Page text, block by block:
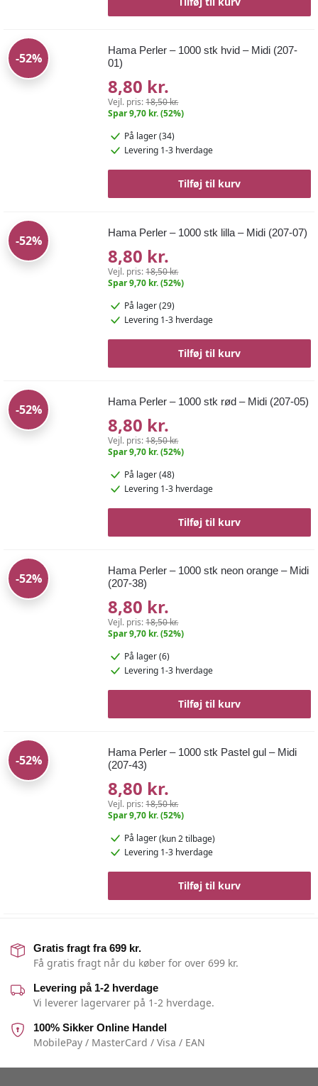
-52%
Hama Perler – 1000 stk hvid – Midi (207-
01)
8,80 kr.
Vejl. pris:18,50 kr.
Spar 9,70 kr. (52%)
På lager (34)
Levering 1-3 hverdage
Tilføj til kurv
-52%
Hama Perler – 1000 stk lilla – Midi (207-07)
8,80 kr.
Vejl. pris:18,50 kr.
Spar 9,70 kr. (52%)
På lager (29)
Levering 1-3 hverdage
Tilføj til kurv
-52%
Hama Perler – 1000 stk rød – Midi (207-05)
8,80 kr.
Vejl. pris:18,50 kr.
Spar 9,70 kr. (52%)
På lager (48)
Levering 1-3 hverdage
Tilføj til kurv
-52%
Hama Perler – 1000 stk neon orange – Midi
(207-38)
8,80 kr.
Vejl. pris:18,50 kr.
Spar 9,70 kr. (52%)
På lager (6)
Levering 1-3 hverdage
Tilføj til kurv
-52%
Hama Perler – 1000 stk Pastel gul – Midi
(207-43)
8,80 kr.
Vejl. pris:18,50 kr.
Spar 9,70 kr. (52%)
På lager(kun 2 tilbage)
Levering 1-3 hverdage
Tilføj til kurv
Gratis fragt fra 699 kr.
Få gratis fragt når du køber for over 699 kr.
Levering på 1-2 hverdage
Vi leverer lagervarer på 1-2 hverdage.
100% Sikker Online Handel
MobilePay / MasterCard / Visa / EAN